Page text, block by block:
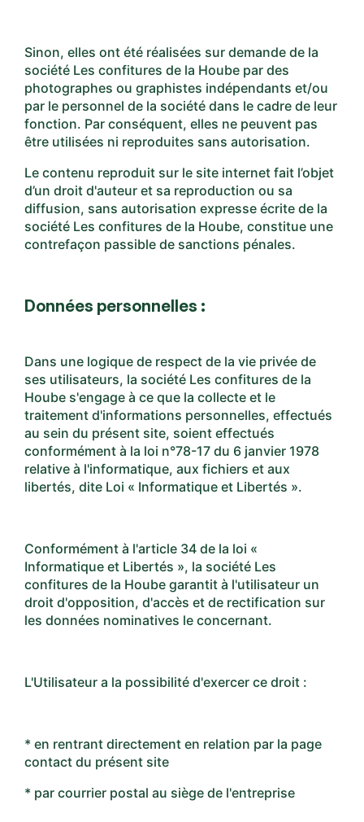
Sinon, elles ont été réalisées sur demande de la
société Les confitures de la Hoube par des
photographes ou graphistes indépendants et/ou
par le personnel de la société dans le cadre de leur
fonction. Par conséquent, elles ne peuvent pas
être utilisées ni reproduites sans autorisation.
Le contenu reproduit sur le site internet fait l’objet
d’un droit d'auteur et sa reproduction ou sa
diffusion, sans autorisation expresse écrite de la
société Les confitures de la Hoube, constitue une
contrefaçon passible de sanctions pénales.
Données personnelles :
Dans une logique de respect de la vie privée de
ses utilisateurs, la société Les confitures de la
Hoube s'engage à ce que la collecte et le
traitement d'informations personnelles, effectués
au sein du présent site, soient effectués
conformément à la loi n°78-17 du 6 janvier 1978
relative à l'informatique, aux fichiers et aux
libertés, dite Loi « Informatique et Libertés ».
Conformément à l'article 34 de la loi «
Informatique et Libertés », la société Les
confitures de la Hoube garantit à l'utilisateur un
droit d'opposition, d'accès et de rectification sur
les données nominatives le concernant.
L'Utilisateur a la possibilité d'exercer ce droit :
* en rentrant directement en relation par la page
contact du présent site
* par courrier postal au siège de l'entreprise